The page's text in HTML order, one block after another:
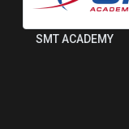
SMT ACADEMY